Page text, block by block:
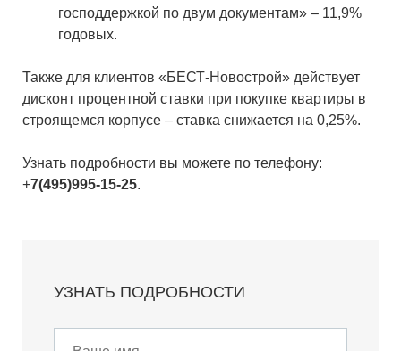
господдержкой по двум документам» – 11,9%
годовых.
Также для клиентов «БЕСТ-Новострой» действует
дисконт процентной ставки при покупке квартиры в
строящемся корпусе – ставка снижается на 0,25%.
Узнать подробности вы можете по телефону:
+7(495)995-15-25.
УЗНАТЬ ПОДРОБНОСТИ